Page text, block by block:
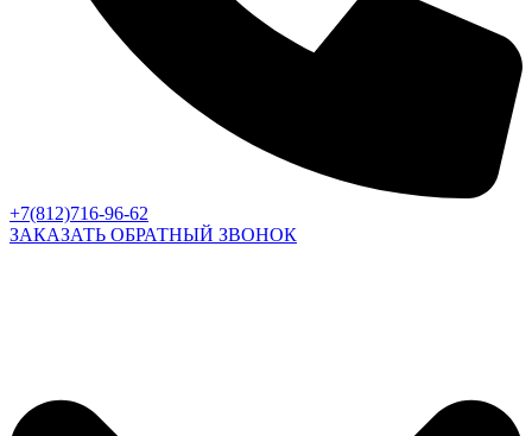
+7(812)716-96-62
ЗАКАЗАТЬ ОБРАТНЫЙ ЗВОНОК